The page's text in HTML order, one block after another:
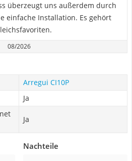
überzeugt uns außerdem durch
einfache Installation. Es gehört
08/2026
Arregui CI10P
Ja
Ja
Nachteile